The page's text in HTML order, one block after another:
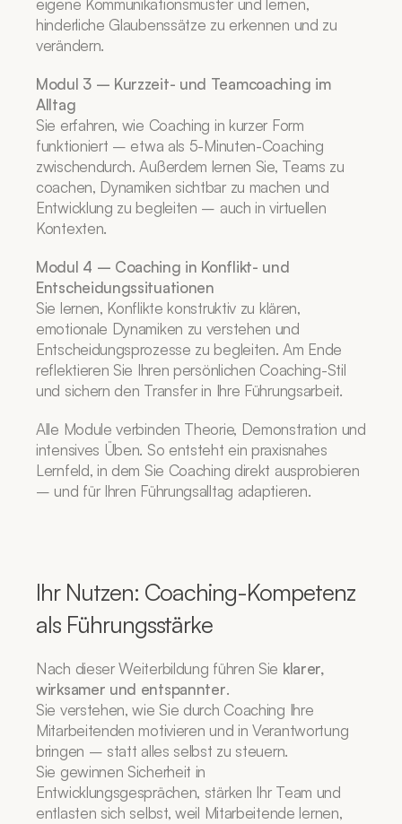
eigene Kommunikationsmuster und lernen,
hinderliche Glaubenssätze zu erkennen und zu
verändern.
Modul 3 – Kurzzeit- und Teamcoaching im
Alltag
Sie erfahren, wie Coaching in kurzer Form
funktioniert – etwa als 5-Minuten-Coaching
zwischendurch. Außerdem lernen Sie, Teams zu
coachen, Dynamiken sichtbar zu machen und
Entwicklung zu begleiten – auch in virtuellen
Kontexten.
Modul 4 – Coaching in Konflikt- und
Entscheidungssituationen
Sie lernen, Konflikte konstruktiv zu klären,
emotionale Dynamiken zu verstehen und
Entscheidungsprozesse zu begleiten. Am Ende
reflektieren Sie Ihren persönlichen Coaching-Stil
und sichern den Transfer in Ihre Führungsarbeit.
Alle Module verbinden Theorie, Demonstration und
intensives Üben. So entsteht ein praxisnahes
Lernfeld, in dem Sie Coaching direkt ausprobieren
– und für Ihren Führungsalltag adaptieren.
Ihr Nutzen: Coaching-Kompetenz
als Führungsstärke
Nach dieser Weiterbildung führen Sie klarer,
wirksamer und entspannter.
Sie verstehen, wie Sie durch Coaching Ihre
Mitarbeitenden motivieren und in Verantwortung
bringen – statt alles selbst zu steuern.
Sie gewinnen Sicherheit in
Entwicklungsgesprächen, stärken Ihr Team und
entlasten sich selbst, weil Mitarbeitende lernen,